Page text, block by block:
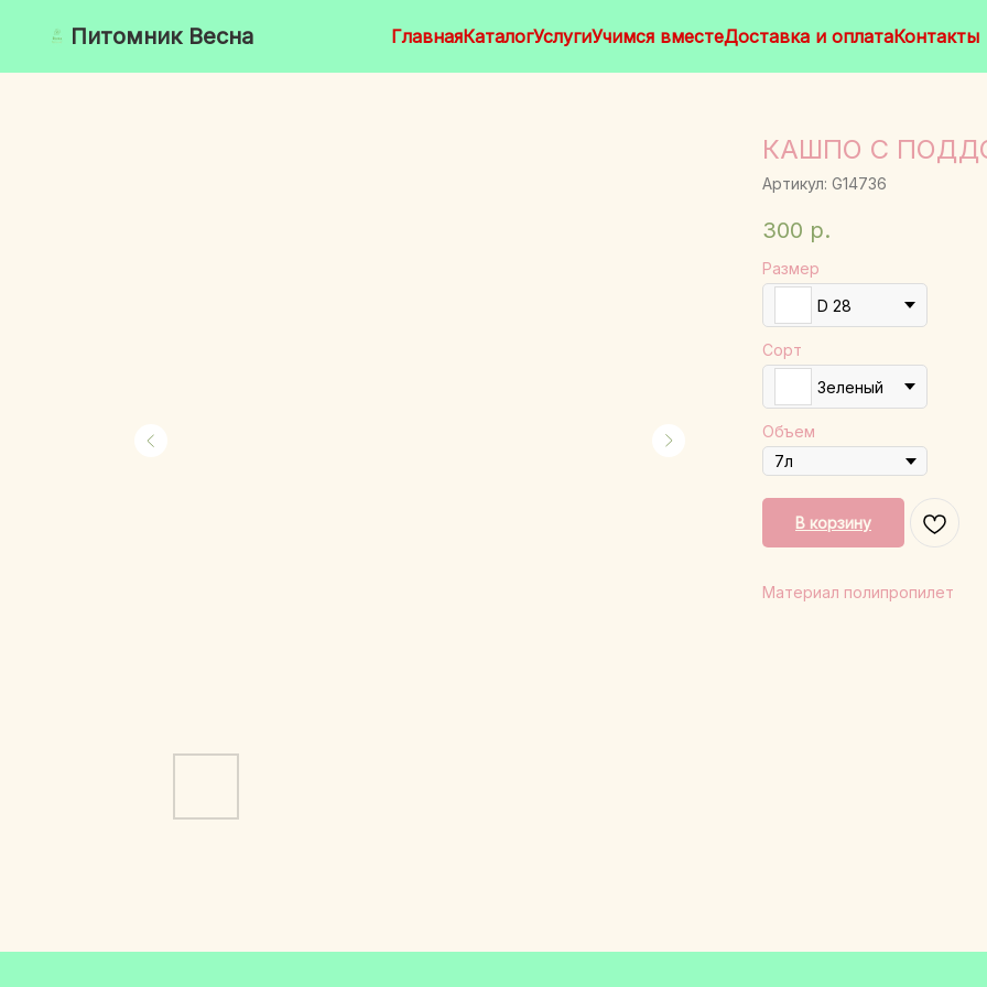
Питомник Весна ГлавнаяКаталогУслугиУчимся вместеДоставка и оплатаКонтакты
КАШПО С
Артикул: G14736
300 р.
Размер
D 28
Сорт
Зеленый
Объем
В корзину
Материал полипропилет